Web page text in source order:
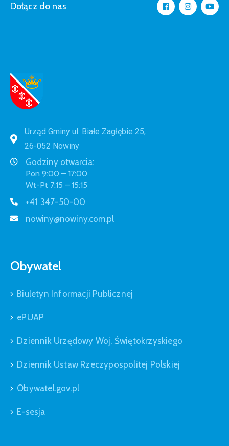
Dołącz do nas
Urząd Gminy ul. Białe Zagłębie 25,
26-052 Nowiny
Godziny otwarcia:
Pon 9:00 – 17:00
Wt-Pt 7:15 – 15:15
+41 347-50-00
nowiny@nowiny.com.pl
Obywatel
Biuletyn Informacji Publicznej
ePUAP
Dziennik Urzędowy Woj. Świętokrzyskiego
Dziennik Ustaw Rzeczypospolitej Polskiej
Obywatel.gov.pl
E-sesja